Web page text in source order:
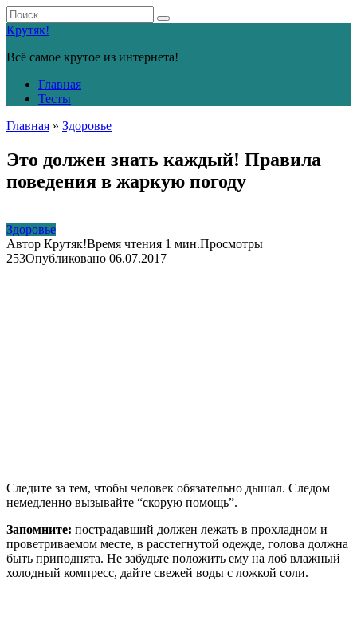
Перейти
к
контенту
Search
for:
Крутяк!
Всё самое крутое из интернета!
Главная
Тесты
Главная » Здоровье
Это должен знать каждый! Правила
поведения в жаркую погоду
Здоровье
Автор Крутяк!Время чтения 1 мин.Просмотры
253Опубликовано 06.07.2017
Следите за тем, чтобы человек обязательно дышал. Следом
немедленно вызывайте “скорую помощь”.
Запомните: пострадавший должен лежать в прохладном и
проветриваемом месте, в расстегнутой одежде, голова должна
быть приподнята. Не забудьте положить ему на лоб влажный
холодный компресс, дайте свежей воды с ложкой соли.